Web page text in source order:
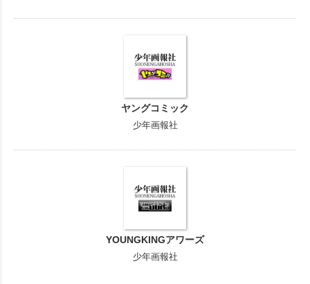
ヤングコミック
少年画報社
YOUNGKINGアワーズ
少年画報社